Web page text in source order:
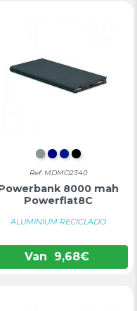
MAT ZILVER
ZWART
Ref: MDMO2340
8000 mah
Powerflat8C
ALUMINIUM RECICLADO
Van 9,68€